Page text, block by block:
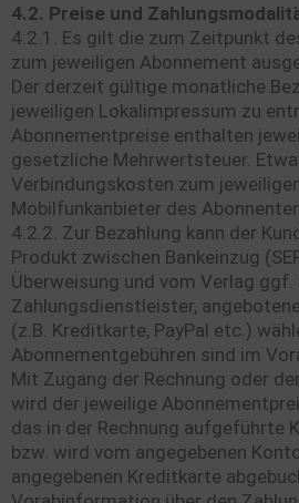
4.2. Preise und
4.2.1. Es gilt die zum Zeitpunkt
zum jeweiligen Abonnement
Der derzeit gültige monatliche
jeweiligen Lokalimpressum zu
Abonnementpreise enthalten
gesetzliche Mehrwertsteuer.
Verbindungskosten zum
Mobilfunkanbieter des
4.2.2. Zur Bezahlung kann der
Produkt zwischen Bankeinzug
Überweisung und vom Verlag
Zahlungsdienstleister,
(z.B. Kreditkarte, PayPal etc.)
Abonnementgebühren sind im
Mit Zugang der Rechnung oder
wird der jeweilige
das in der Rechnung aufgeführte
bzw. wird vom angegebenen
angegebenen Kreditkarte